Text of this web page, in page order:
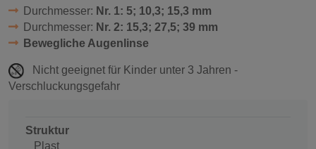
Durchmesser: Nr. 1: 5; 10,3; 15,3 mm
Durchmesser: Nr. 2: 15,3; 27,5; 39 mm
Bewegliche Augenlinse
Nicht geeignet für Kinder unter 3 Jahren -
Verschluckungsgefahr
Struktur
Plast